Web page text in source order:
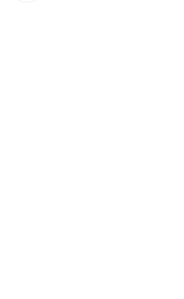
ha realizado